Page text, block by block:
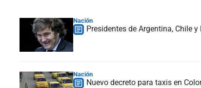
Nación
Presidentes de Argentina, Chile
Nación
Nuevo decreto para taxis en